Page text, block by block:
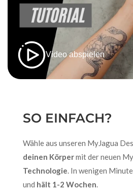
Video abspielen
SO EINFACH?
Wähle aus unseren MyJagua
deinen Körpermit der neuen
Technologie. In wenigen
und hält 1-2 Wochen.